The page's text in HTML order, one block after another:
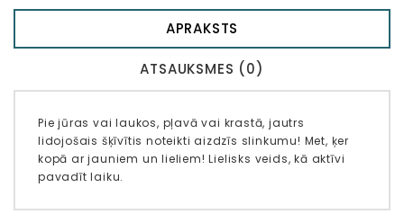
APRAKSTS
ATSAUKSMES (0)
Pie jūras vai laukos, pļavā vai krastā, jautrs
lidojošais šķīvītis noteikti aizdzīs slinkumu! Met, ķer
kopā ar jauniem un lieliem! Lielisks veids, kā aktīvi
pavadīt laiku.